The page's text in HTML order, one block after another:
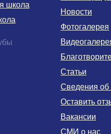
Сведения
Вакансии
Оставить
Новости
Фотогалерея
Статьи
СМИ о нас
школа